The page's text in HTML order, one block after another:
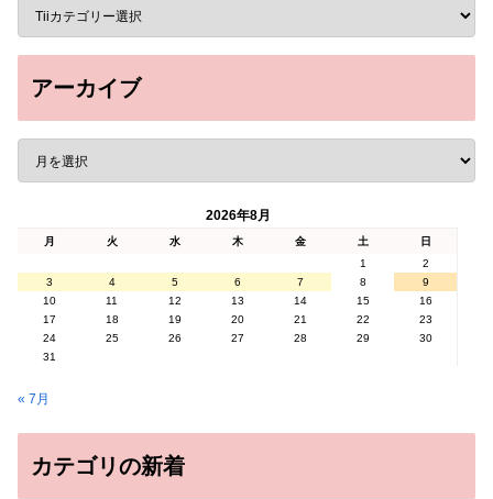
アーカイブ
2026年8月
月 火 水 木 金 土
日
1
2
3
4 5 6 7 8
9
10
11 12 13 14 15
16
17
18 19 20 21 22
23
24
25 26 27 28 29
30
31
« 7月
カテゴリの新着